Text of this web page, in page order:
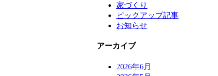
家づくり
ピックアップ記事
お知らせ
アーカイブ
2026年6月